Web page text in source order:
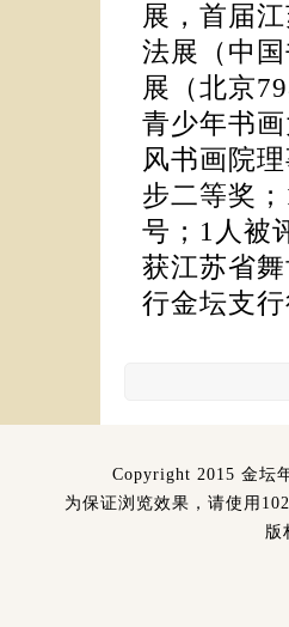
展，首届
法展（中
展（北京
青少年书
风书画院
步二等奖
号；1人被
获江苏省
行金坛支
Copyright 2015 金坛
为保证浏览效果，请使用
版